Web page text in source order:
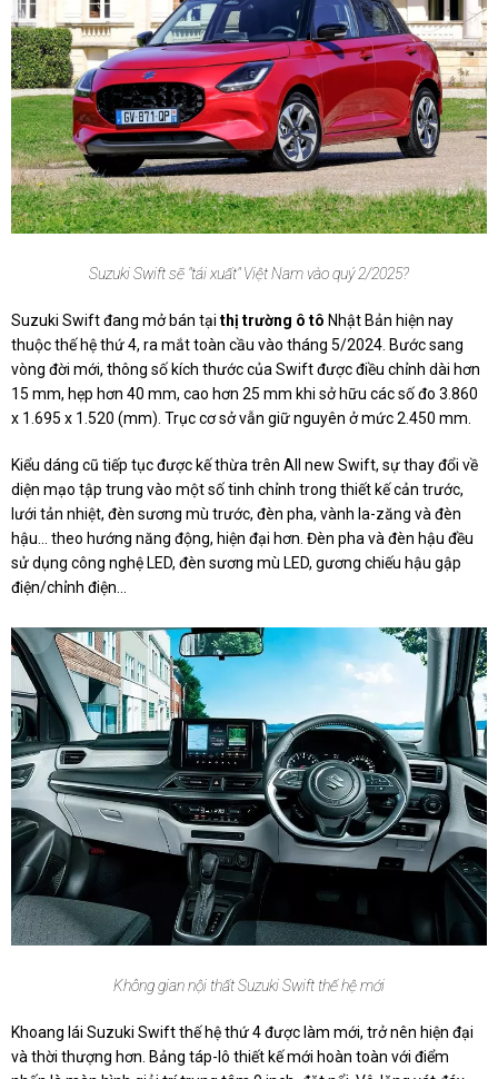
Suzuki Swift sẽ "tái xuất" Việt Nam vào quý 2/2025?
Suzuki Swift đang mở bán tại thị trường ô tô Nhật Bản hiện nay
thuộc thế hệ thứ 4, ra mắt toàn cầu vào tháng 5/2024. Bước sang
vòng đời mới, thông số kích thước của Swift được điều chỉnh dài hơn
15 mm, hẹp hơn 40 mm, cao hơn 25 mm khi sở hữu các số đo 3.860
x 1.695 x 1.520 (mm). Trục cơ sở vẫn giữ nguyên ở mức 2.450 mm.
Kiểu dáng cũ tiếp tục được kế thừa trên All new Swift, sự thay đổi về
diện mạo tập trung vào một số tinh chỉnh trong thiết kế cản trước,
lưới tản nhiệt, đèn sương mù trước, đèn pha, vành la-zăng và đèn
hậu... theo hướng năng động, hiện đại hơn. Đèn pha và đèn hậu đều
sử dụng công nghệ LED, đèn sương mù LED, gương chiếu hậu gập
điện/chỉnh điện...
Không gian nội thất Suzuki Swift thế hệ mới
Khoang lái Suzuki Swift thế hệ thứ 4 được làm mới, trở nên hiện đại
và thời thượng hơn. Bảng táp-lô thiết kế mới hoàn toàn với điểm